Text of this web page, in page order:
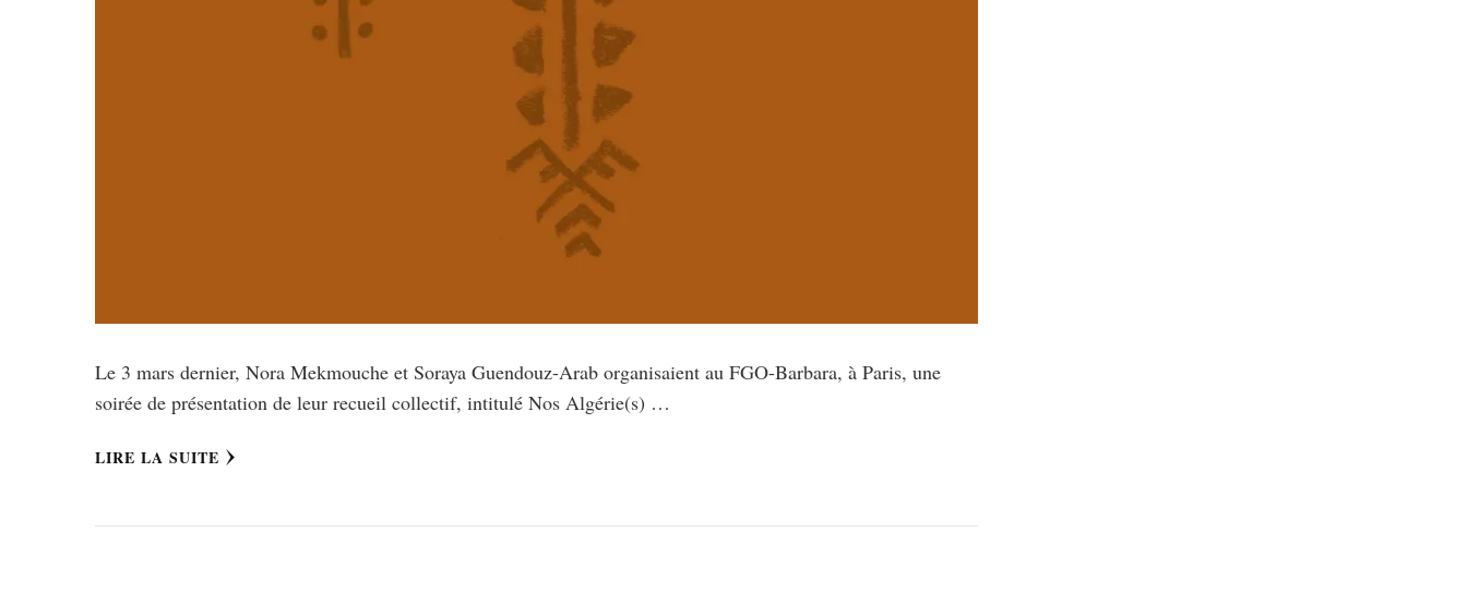
Le 3 mars dernier, Nora Mekmouche et Soraya Guendouz-Arab organisaient au FGO-Barbara, à Paris, une
soirée de présentation de leur recueil collectif, intitulé Nos Algérie(s) …
LIRE LA SUITE